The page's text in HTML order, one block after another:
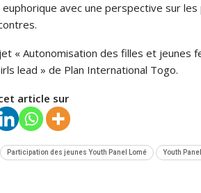
avec une perspective sur les
« Autonomisation des filles et jeunes
lead » de Plan International Togo.
article sur
Participation des jeunes Youth Panel Lomé Youth